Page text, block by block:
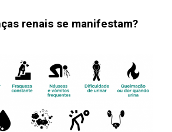
renais se manifestam?